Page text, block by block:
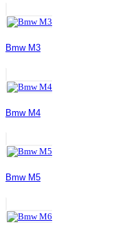
Bmw M3
Bmw M4
Bmw M5